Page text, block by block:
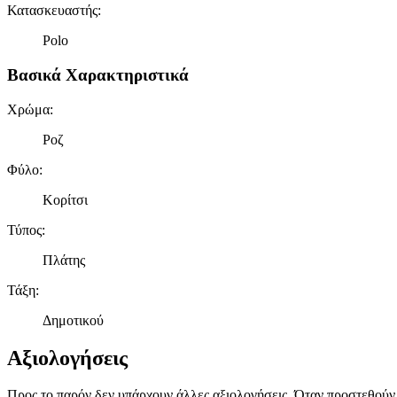
Κατασκευαστής:
Polo
Βασικά Χαρακτηριστικά
Χρώμα:
Ροζ
Φύλο:
Κορίτσι
Τύπος:
Πλάτης
Τάξη:
Δημοτικού
Αξιολογήσεις